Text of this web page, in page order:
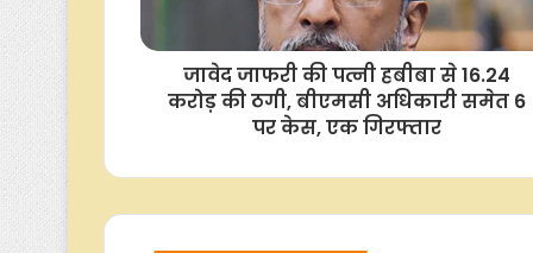
जावेद जाफरी की पत्नी हबीबा से 16.24
करोड़ की ठगी, बीएमसी अधिकारी समेत 6
पर केस, एक गिरफ्तार